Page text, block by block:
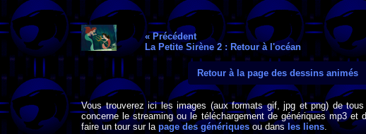
« Précédent
La Petite Sirène 2 : Retour à l'océan
Retour à la page des dessins animés
Vous trouverez ici les images (aux formats gif, jpg et png) de
concerne le streaming ou le téléchargement de génériques mp3
faire un tour sur la page des génériquesou dans les liens